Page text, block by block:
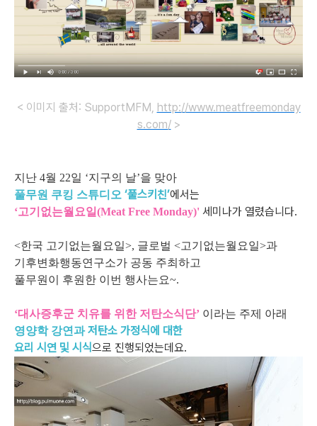
< 이미지 출처: SupportMFM, http://www.meatfreemonday
s.com/>
지난 4월 22일 ‘지구의 날’을 맞아
풀무원 쿠킹 스튜디오 ‘풀스키친’에서는
‘고기없는월요일(Meat Free Monday)' 세미나가 열렸습니다.
<한국 고기없는월요일>, 글로벌 <고기없는월요일>과
기후변화행동연구소가 공동 주최하고
풀무원이 후원한 이번 행사는요~.
‘대사증후군 치유를 위한 저탄소식단’ 이라는 주제 아래
영양학 강연과저탄소 가정식에 대한
요리 시연 및 시식으로 진행되었는데요.